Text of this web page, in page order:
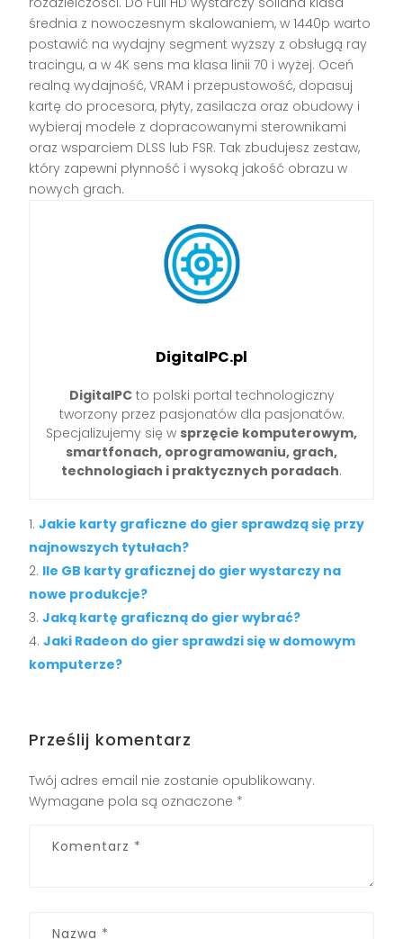
średnia z nowoczesnym skalowaniem, w 1440p warto
postawić na wydajny segment wyższy z obsługą ray
tracingu, a w 4K sens ma klasa linii 70 i wyżej. Oceń
realną wydajność, VRAM i przepustowość, dopasuj
kartę do procesora, płyty, zasilacza oraz obudowy i
wybieraj modele z dopracowanymi sterownikami
oraz wsparciem DLSS lub FSR. Tak zbudujesz zestaw,
który zapewni płynność i wysoką jakość obrazu w
nowych grach.
DigitalPC.pl
DigitalPCto polski portal technologiczny
tworzony przez pasjonatów dla pasjonatów.
Specjalizujemy się w sprzęcie komputerowym,
smartfonach, oprogramowaniu, grach,
technologiach i praktycznych poradach.
Jakie karty graficzne do gier sprawdzą się przy
najnowszych tytułach?
Ile GB karty graficznej do gier wystarczy na
nowe produkcje?
Jaką kartę graficzną do gier wybrać?
Jaki Radeon do gier sprawdzi się w domowym
komputerze?
Prześlij komentarz
Twój adres email nie zostanie opublikowany.
Wymagane pola są oznaczone *